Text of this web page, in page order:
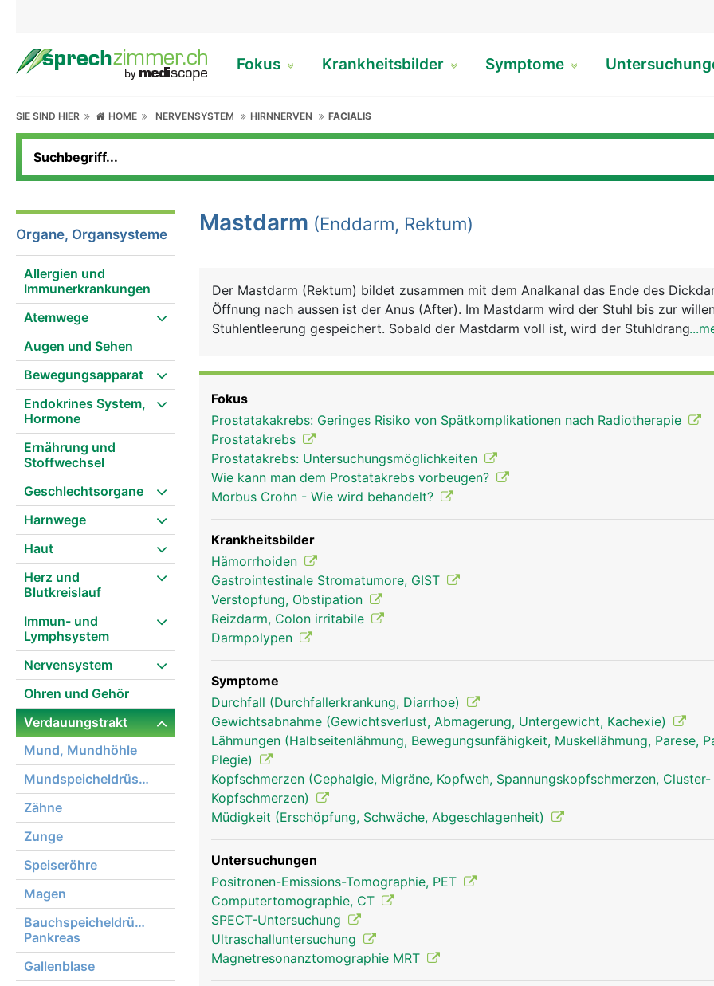
Fokus Krankheitsbilder Symptome
SIE SIND HIER HOME NERVENSYSTEM HIRNNERVEN FACIALIS
Organe, Organsysteme
Allergien und
Immunerkrankungen
Atemwege
Augen und Sehen
Bewegungsapparat
Endokrines System,
Hormone
Ernährung und
Stoffwechsel
Geschlechtsorgane
Harnwege
Haut
Herz und
Blutkreislauf
Immun- und
Lymphsystem
Nervensystem
Ohren und Gehör
Verdauungstrakt
Mund, Mundhöhle
Mundspeicheldrüsen
Zähne
Zunge
Speiseröhre
Magen
Bauchspeicheldrüse,
Pankreas
Gallenblase
Mastdarm (Enddarm, Rektum)
Der Mastdarm (Rektum) bildet zusammen mit dem Analkanal das Ende des
Öffnung nach aussen ist der Anus (After). Im Mastdarm wird der Stuhl bis zur
Stuhlentleerung gespeichert. Sobald der Mastdarm voll ist, wird der Stuhldrang
selbst zur willentlichen Stuhlentleerung gesteuert werden.
mastdarm rektum frau mastdarm rektum mann
Fokus
Prostatakakrebs: Geringes Risiko von Spätkomplikationen nach Radiotherapie
Prostatakrebs
Prostatakrebs: Untersuchungsmöglichkeiten
Wie kann man dem Prostatakrebs vorbeugen?
Morbus Crohn - Wie wird behandelt?
Krankheitsbilder
Hämorrhoiden
Gastrointestinale Stromatumore, GIST
Verstopfung, Obstipation
Reizdarm, Colon irritabile
Darmpolypen
Symptome
Durchfall (Durchfallerkrankung, Diarrhoe)
Gewichtsabnahme (Gewichtsverlust, Abmagerung, Untergewicht, Kachexie)
Lähmungen (Halbseitenlähmung, Bewegungsunfähigkeit, Muskellähmung, Parese,
Plegie)
Kopfschmerzen (Cephalgie, Migräne, Kopfweh, Spannungskopfschmerzen, Cluster-
Kopfschmerzen)
Müdigkeit (Erschöpfung, Schwäche, Abgeschlagenheit)
Untersuchungen
Positronen-Emissions-Tomographie, PET
Computertomographie, CT
SPECT-Untersuchung
Ultraschalluntersuchung
Magnetresonanztomographie MRT